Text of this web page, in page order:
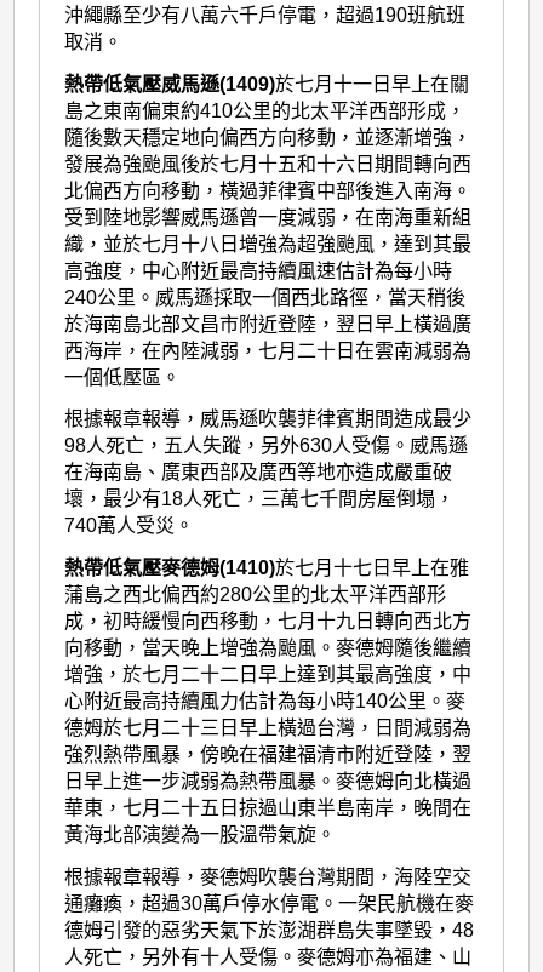
沖繩縣至少有八萬六千戶停電，超過190班航班
取消。
熱帶低氣壓威馬遜(1409)於七月十一日早上在關
島之東南偏東約410公里的北太平洋西部形成，
隨後數天穩定地向偏西方向移動，並逐漸增強，
發展為強颱風後於七月十五和十六日期間轉向西
北偏西方向移動，橫過菲律賓中部後進入南海。
受到陸地影響威馬遜曾一度減弱，在南海重新組
織，並於七月十八日增強為超強颱風，達到其最
高強度，中心附近最高持續風速估計為每小時
240公里。威馬遜採取一個西北路徑，當天稍後
於海南島北部文昌市附近登陸，翌日早上橫過廣
西海岸，在內陸減弱，七月二十日在雲南減弱為
一個低壓區。
根據報章報導，威馬遜吹襲菲律賓期間造成最少
98人死亡，五人失蹤，另外630人受傷。威馬遜
在海南島、廣東西部及廣西等地亦造成嚴重破
壞，最少有18人死亡，三萬七千間房屋倒塌，
740萬人受災。
熱帶低氣壓麥德姆(1410)於七月十七日早上在雅
蒲島之西北偏西約280公里的北太平洋西部形
成，初時緩慢向西移動，七月十九日轉向西北方
向移動，當天晚上增強為颱風。麥德姆隨後繼續
增強，於七月二十二日早上達到其最高強度，中
心附近最高持續風力估計為每小時140公里。麥
德姆於七月二十三日早上橫過台灣，日間減弱為
強烈熱帶風暴，傍晚在福建福清市附近登陸，翌
日早上進一步減弱為熱帶風暴。麥德姆向北橫過
華東，七月二十五日掠過山東半島南岸，晚間在
黃海北部演變為一股溫帶氣旋。
根據報章報導，麥德姆吹襲台灣期間，海陸空交
通癱瘓，超過30萬戶停水停電。一架民航機在麥
德姆引發的惡劣天氣下於澎湖群島失事墜毀，48
人死亡，另外有十人受傷。麥德姆亦為福建、山